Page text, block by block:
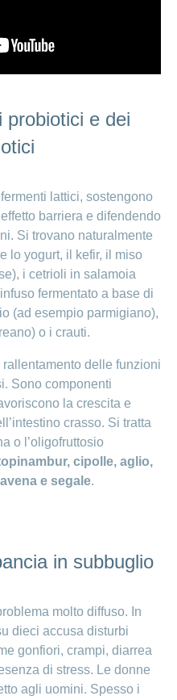
probiotici e dei
lattici, sostengono
barriera e difendendo
Si trovano naturalmente
lo yogurt, il kefir, il miso
i cetrioli in salamoia
fermentato a base di
(ad esempio parmigiano),
o i crauti.
delle funzioni
Sono componenti
la crescita e
crasso. Si tratta
o l’oligofruttosio
cipolle, aglio,
e segale.
in subbuglio
molto diffuso. In
dieci accusa disturbi
gonfiori, crampi, diarrea
di stress. Le donne
agli uomini. Spesso i